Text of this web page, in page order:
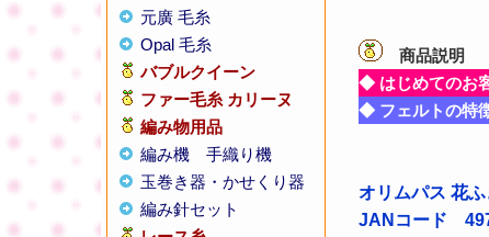
元廣 毛糸
Opal 毛糸
バブルクイーン
ファー毛糸 カリーヌ
編み物用品
編み機
手織り機
玉巻き器・かせくり器
編み針セット
商品説明
◆ はじめてのお
◆ フェルトの特
オリムパス 花
JANコード